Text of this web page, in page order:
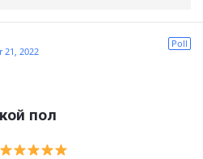
Poll
21, 2022
пол